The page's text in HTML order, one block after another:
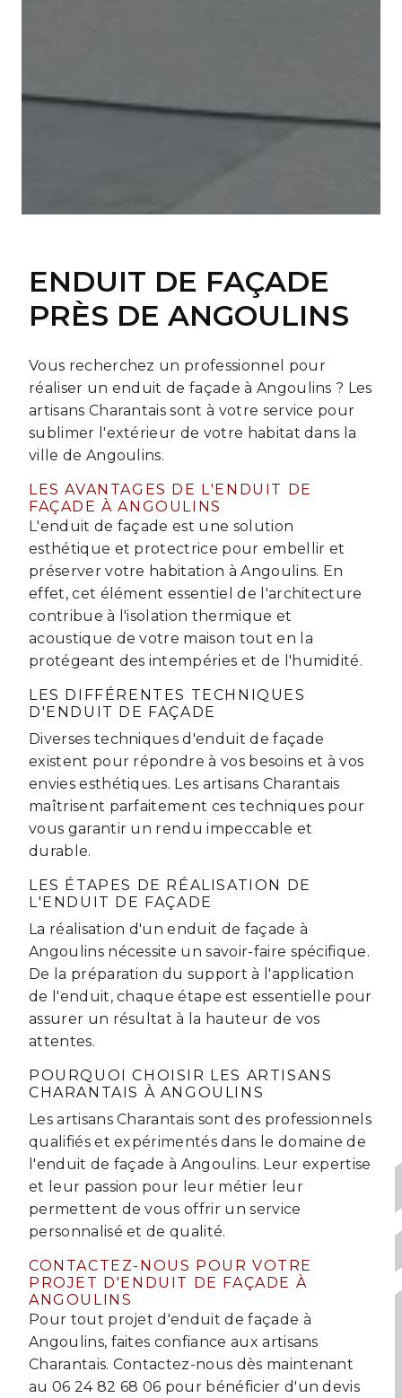
ENDUIT DE FAÇADE
PRÈS DE ANGOULINS
Vous recherchez un professionnel pour
réaliser un enduit de façade à Angoulins ? Les
artisans Charantais sont à votre service pour
sublimer l'extérieur de votre habitat dans la
ville de Angoulins.
LES AVANTAGES DE L'ENDUIT DE
FAÇADE À ANGOULINS
L'enduit de façade est une solution
esthétique et protectrice pour embellir et
préserver votre habitation à Angoulins. En
effet, cet élément essentiel de l'architecture
contribue à l'isolation thermique et
acoustique de votre maison tout en la
protégeant des intempéries et de l'humidité.
LES DIFFÉRENTES TECHNIQUES
D'ENDUIT DE FAÇADE
Diverses techniques d'enduit de façade
existent pour répondre à vos besoins et à vos
envies esthétiques. Les artisans Charantais
maîtrisent parfaitement ces techniques pour
vous garantir un rendu impeccable et
durable.
LES ÉTAPES DE RÉALISATION DE
L'ENDUIT DE FAÇADE
La réalisation d'un enduit de façade à
Angoulins nécessite un savoir-faire spécifique.
De la préparation du support à l'application
de l'enduit, chaque étape est essentielle pour
assurer un résultat à la hauteur de vos
attentes.
POURQUOI CHOISIR LES ARTISANS
CHARANTAIS À ANGOULINS
Les artisans Charantais sont des professionnels
qualifiés et expérimentés dans le domaine de
l'enduit de façade à Angoulins. Leur expertise
et leur passion pour leur métier leur
permettent de vous offrir un service
personnalisé et de qualité.
CONTACTEZ-NOUS POUR VOTRE
PROJET D'ENDUIT DE FAÇADE À
ANGOULINS
Pour tout projet d'enduit de façade à
Angoulins, faites confiance aux artisans
Charantais. Contactez-nous dès maintenant
au 06 24 82 68 06 pour bénéficier d'un devis